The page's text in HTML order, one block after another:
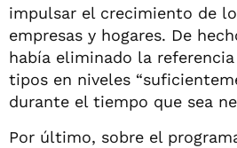
impulsar el crecimiento de
empresas y hogares. De
había eliminado la
tipos en niveles
durante el tiempo que sea
Por último, sobre el